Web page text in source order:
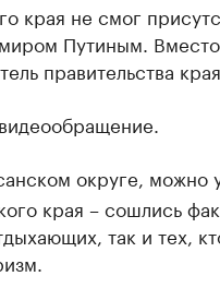
края не смог
Путиным.
правительства
округе, можно
края – сошлись
так и тех,